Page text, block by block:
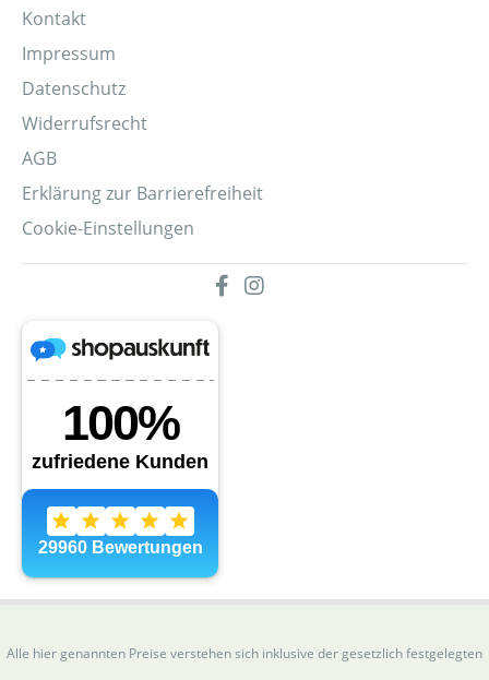
Kontakt
Impressum
Datenschutz
Widerrufsrecht
AGB
Erklärung zur Barrierefreiheit
Cookie-Einstellungen
Alle hier genannten Preise verstehen sich inklusive der gesetzlich festgelegten